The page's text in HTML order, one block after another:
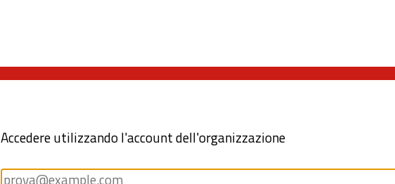
Accedere utilizzando l'account dell'organizzazione